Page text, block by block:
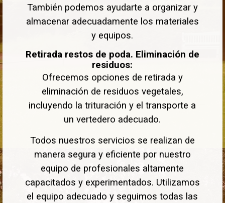
También podemos ayudarte a organizar y
almacenar adecuadamente los materiales
y equipos.
Retirada restos de poda. Eliminación de
residuos:
Ofrecemos opciones de retirada y
eliminación de residuos vegetales,
incluyendo la trituración y el transporte a
un vertedero adecuado.
Todos nuestros servicios se realizan de
manera segura y eficiente por nuestro
equipo de profesionales altamente
capacitados y experimentados. Utilizamos
el equipo adecuado y seguimos todas las